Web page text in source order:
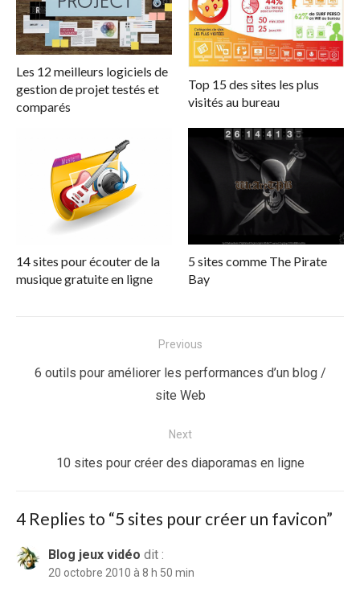
Les 12 meilleurs logiciels de
gestion de projet testés et
comparés
Top 15 des sites les plus
visités au bureau
14 sites pour écouter de la
musique gratuite en ligne
5 sites comme The Pirate
Bay
de
Previous
Previous
6 outils pour améliorer les performances d’un blog /
site Web
Next
Next
10 sites pour créer des diaporamas en ligne
4 Replies to “5 sites pour créer un favicon”
Blog jeux vidéo dit :
20 octobre 2010 à 8 h 50 min